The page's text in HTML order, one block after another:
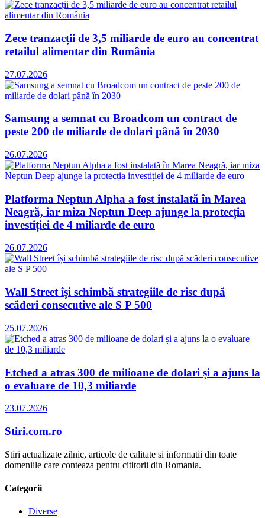
Zece tranzacții de 3,5 miliarde de euro au concentrat
retailul alimentar din România
27.07.2026
Samsung a semnat cu Broadcom un contract de
peste 200 de miliarde de dolari până în 2030
26.07.2026
Platforma Neptun Alpha a fost instalată în Marea
Neagră, iar miza Neptun Deep ajunge la protecția
investiției de 4 miliarde de euro
26.07.2026
Wall Street își schimbă strategiile de risc după
scăderi consecutive ale S P 500
25.07.2026
Etched a atras 300 de milioane de dolari și a ajuns la
o evaluare de 10,3 miliarde
23.07.2026
Stiri.com.ro
Stiri actualizate zilnic, articole de calitate si informatii din toate
domeniile care conteaza pentru cititorii din Romania.
Categorii
Diverse